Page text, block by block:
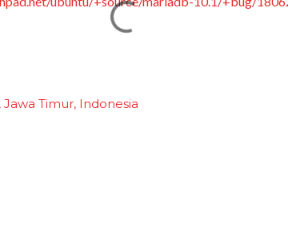
Timur, Indonesia